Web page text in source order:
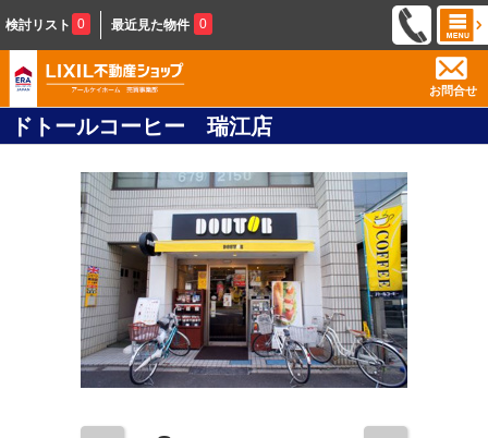
検討リスト 0 最近見た物件 0
お問合せ
ドトールコーヒー 瑞江店